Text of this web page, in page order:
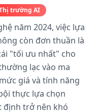
trường AI
năm 2024, việc lựa
còn đơn thuần là
"tối ưu nhất" cho
lạc vào ma
giá và tính năng
thực lựa chọn
định trở nên khó